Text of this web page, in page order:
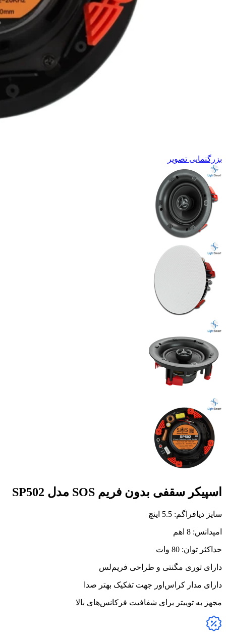
بزرگنمایی تصویر
اسپیکر سقفی بدون فریم SOS مدل SP502
سایز دیافراگم: 5.5 اینچ
امپدانس: 8 اهم
حداکثر توان: 80 وات
دارای توری مگنتی و طراحی فریم‌لس
دارای مدار کراس‌اور جهت تفکیک بهتر صدا
مجهز به توییتر برای شفافیت فرکانس‌های بالا